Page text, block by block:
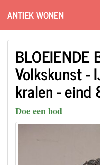
ANTIEK WONEN
BLOEIENDE
Volkskunst -
kralen - eind
Doe een bod